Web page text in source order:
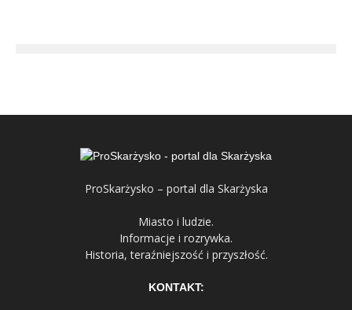
ProSkarżysko – portal dla Skarżyska
Miasto i ludzie.
Informacje i rozrywka.
Historia, teraźniejszość i przyszłość.
KONTAKT: